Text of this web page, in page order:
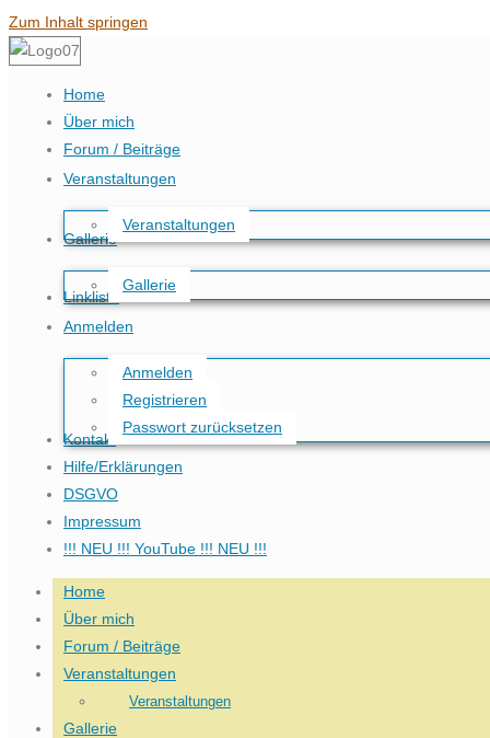
Zum Inhalt springen
Home
Über mich
Forum / Beiträge
Veranstaltungen
Veranstaltungen
Gallerie
Gallerie
Linkliste
Anmelden
Anmelden
Registrieren
Passwort zurücksetzen
Kontakt
Hilfe/Erklärungen
DSGVO
Impressum
!!! NEU !!! YouTube !!! NEU !!!
Home
Über mich
Forum / Beiträge
Veranstaltungen
Veranstaltungen
Gallerie